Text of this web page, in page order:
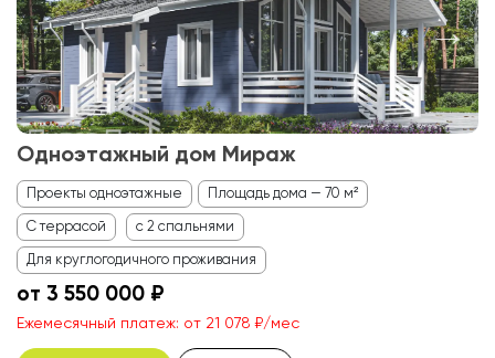
Одноэтажный дом Мираж
Проекты одноэтажные Площадь дома — 70 м²
С террасой с 2 спальнями
Для круглогодичного проживания
от 3 550 000 ₽
Ежемесячный платеж: от 21 078 ₽/мес